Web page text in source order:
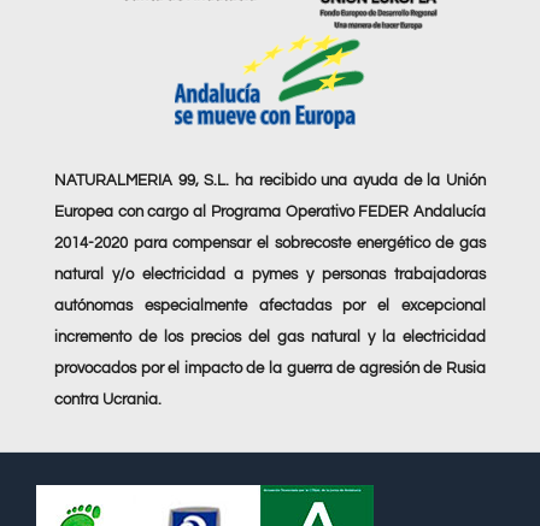
NATURALMERIA 99, S.L. ha recibido una ayuda de la Unión
Europea con cargo al Programa Operativo FEDER Andalucía
2014-2020 para compensar el sobrecoste energético de gas
natural y/o electricidad a pymes y personas trabajadoras
autónomas especialmente afectadas por el excepcional
incremento de los precios del gas natural y la electricidad
provocados por el impacto de la guerra de agresión de Rusia
contra Ucrania.